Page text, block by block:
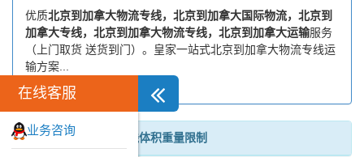
优质北京到加拿大物流专线，北京到加拿大国际物流，北京到
加拿大专线，北京到加拿大物流专线，北京到加拿大运输服务
（上门取货 送货到门）。皇家一站式北京到加拿大物流专线运
输方案...
北京到加拿大物流专线体积重量限制
在线客服
业务咨询